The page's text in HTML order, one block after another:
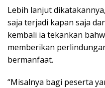
Lebih lanjut
saja terjadi kapan saja
kembali ia tekankan
memberikan
bermanfaat.
“Misalnya bagi peserta